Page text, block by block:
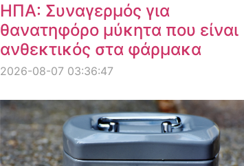
ΗΠΑ: Συναγερμός για
θανατηφόρο μύκητα που είναι
ανθεκτικός στα φάρμακα
2026-08-07 03:36:47